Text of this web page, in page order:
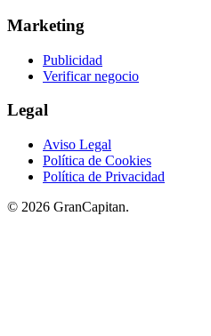
Marketing
Publicidad
Verificar negocio
Legal
Aviso Legal
Política de Cookies
Política de Privacidad
© 2026 GranCapitan.